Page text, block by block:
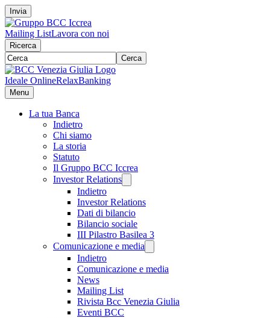
Invia
Mailing ListLavora con noi
Ricerca
Cerca
Ideale OnlineRelaxBanking
Menu
La tua Banca
Indietro
Chi siamo
La storia
Statuto
Il Gruppo BCC Iccrea
Investor Relations
Indietro
Investor Relations
Dati di bilancio
Bilancio sociale
III Pilastro Basilea 3
Comunicazione e media
Indietro
Comunicazione e media
News
Mailing List
Rivista Bcc Venezia Giulia
Eventi BCC